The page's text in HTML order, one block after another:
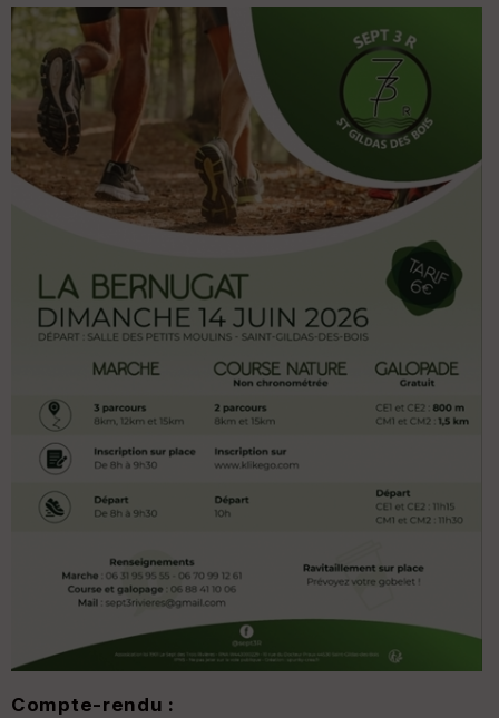
Compte-rendu :